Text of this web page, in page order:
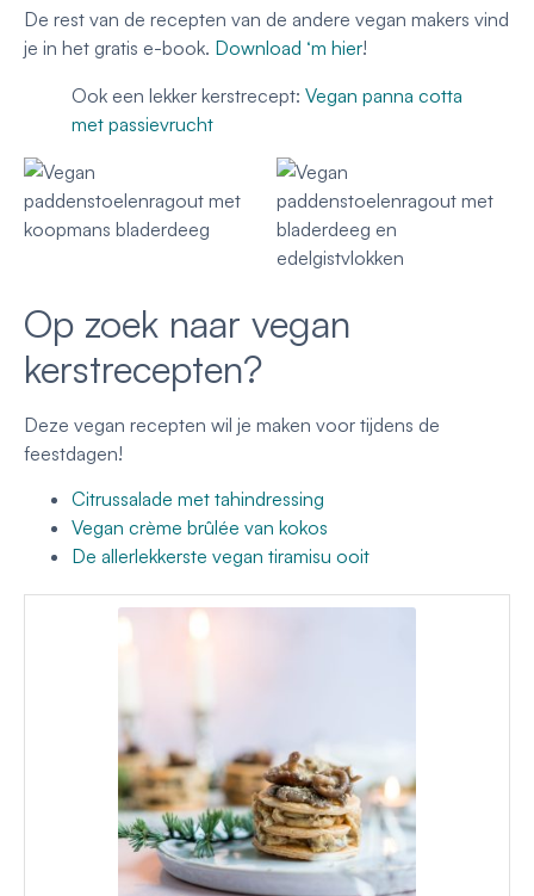
De rest van de recepten van de andere vegan makers vind
je in het gratis e-book. Download ‘m hier!
Ook een lekker kerstrecept: Vegan panna cotta
met passievrucht
Op zoek naar vegan
kerstrecepten?
Deze vegan recepten wil je maken voor tijdens de
feestdagen!
Citrussalade met tahindressing
Vegan crème brûlée van kokos
De allerlekkerste vegan tiramisu ooit